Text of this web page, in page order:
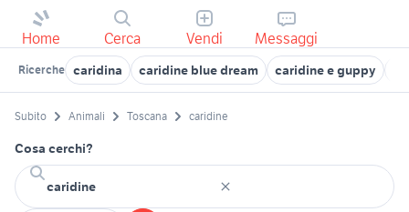
Home Cerca Vendi Messaggi
Ricerche caridina caridine blue dream caridine e guppy
Subito Animali Toscana caridine
Cosa cerchi?